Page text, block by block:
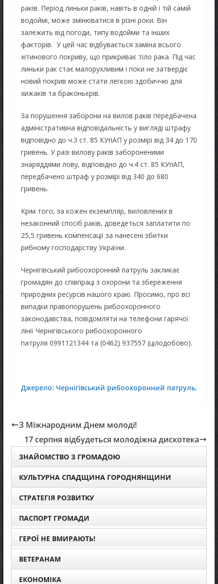
раків. Період линьки раків, навіть в одній і тій самій
водоймі, може змінюватися в різні роки. Він
залежить від погоди, типу водойми та інших
факторів. У цей час відбувається заміна всього
хітинового покриву, що прикриває тіло рака. Під час
линьки рак стає малорухливим і поки не затвердіє
новий покрив може стати легкою здобиччю для
хижаків та браконьєрів.
За порушення заборони на вилов раків передбачена
адміністративна відповідальність у вигляді штрафу
відповідно до ч.3 ст. 85 КУпАП у розмірі від 34 до 170
гривень. У разі вилову раків забороненими
знаряддями лову, відповідно до ч.4 ст. 85 КУпАП,
передбачено штраф у розмірі від 340 до 680
гривень.
Крім того, за кожен екземпляр, виловлених в
незаконний спосіб раків, доведеться заплатити по
25,5 гривень компенсації за нанесені збитки
рибному господарству України.
Чернігівський рибоохоронний патруль закликає
громадян до співпраці з охорони та збереження
природних ресурсів нашого краю. Просимо, про всі
випадки правопорушень рибоохоронного
законодавства, повідомляти на телефони гарячої
лінії Чернігівського рибоохоронного
патруля 0991121344 та (0462) 937557 (цілодобово).
Джерело: Чернігівський рибоохоронний патруль.
З Міжнародним Днем молоді!
17 серпня відбудеться молодіжна дискотека
ЗНАЙОМСТВО З ГРОМАДОЮ
КУЛЬТУРНА СПАДЩИНА ГОРОДНЯНЩИНИ
СТРАТЕГІЯ РОЗВИТКУ
ПАСПОРТ ГРОМАДИ
ГЕРОЇ НЕ ВМИРАЮТЬ!
ВЕТЕРАНАМ
ЕКОНОМІКА